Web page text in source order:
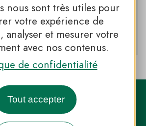
nous sont très utiles pour
votre expérience de
analyser et mesurer votre
avec nos contenus.
de confidentialité
Tout accepter
LANGUEDOC
DU HAUT-LANGUEDOC